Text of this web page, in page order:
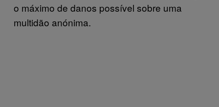
o máximo de danos possível sobre uma
multidão anónima.